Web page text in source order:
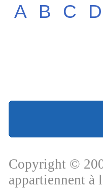
A B C D
Copyright ©
appartiennent à